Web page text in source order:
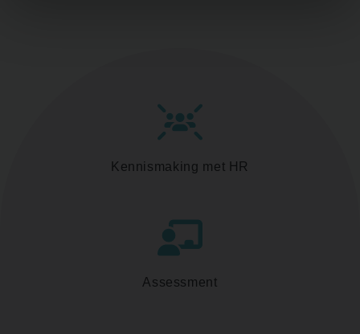
Kennismaking met HR
Assessment